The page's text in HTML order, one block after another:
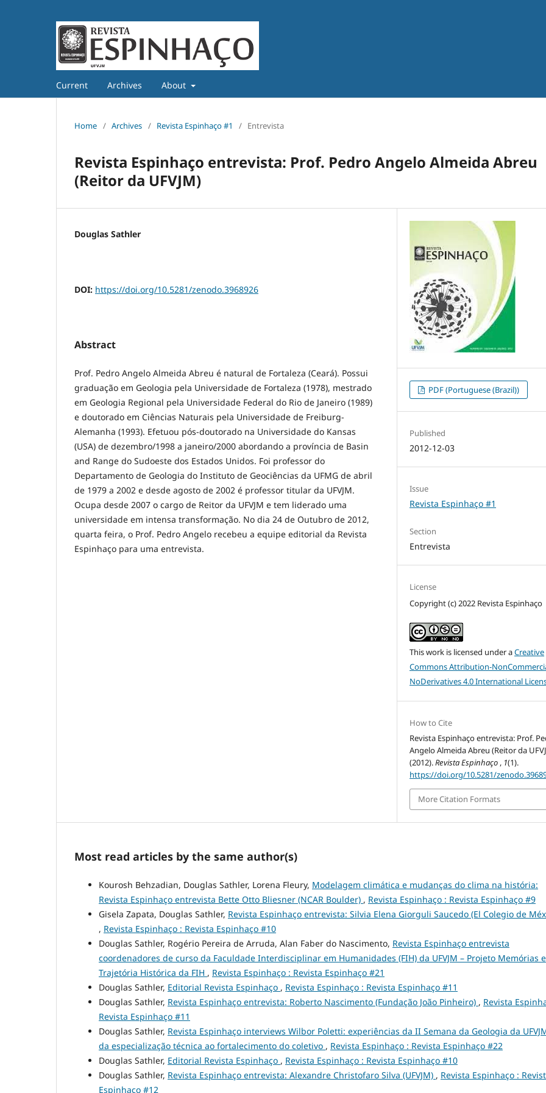
Current Archives About
Home / Archives / Revista Espinhaço #1 / Entrevista
Revista Espinhaço entrevista: Prof. Pedro Angelo Almeida Abreu
(Reitor da UFVJM)
Douglas Sathler
DOI: https://doi.org/10.5281/zenodo.3968926
Abstract
Prof. Pedro Angelo Almeida Abreu é natural de Fortaleza (Ceará). Possui
graduação em Geologia pela Universidade de Fortaleza (1978), mestrado
em Geologia Regional pela Universidade Federal do Rio de Janeiro (1989)
e doutorado em Ciências Naturais pela Universidade de Freiburg-
Alemanha (1993). Efetuou pós-doutorado na Universidade do Kansas
(USA) de dezembro/1998 a janeiro/2000 abordando a província de Basin
and Range do Sudoeste dos Estados Unidos. Foi professor do
Departamento de Geologia do Instituto de Geociências da UFMG de abril
de 1979 a 2002 e desde agosto de 2002 é professor titular da UFVJM.
Ocupa desde 2007 o cargo de Reitor da UFVJM e tem liderado uma
universidade em intensa transformação. No dia 24 de Outubro de 2012,
quarta feira, o Prof. Pedro Angelo recebeu a equipe editorial da Revista
Espinhaço para uma entrevista.
PDF (Portuguese (Brazil))
Published
2012-12-03
Issue
Revista Espinhaço #1
Section
Entrevista
License
Copyright (c) 2022 Revista Espinhaço
This work is licensed under aCreative
Commons Attribution-
NoDerivatives 4.0 International
How to Cite
Revista Espinhaço entrevista: Prof.
Angelo Almeida Abreu (Reitor da
(2012).Revista Espinhaço , 1(1).
https://doi.org/10.5281/
More Citation Formats
Most read articles by the same author(s)
Kourosh Behzadian, Douglas Sathler, Lorena Fleury, Modelagem climática e mudanças do clima na história:
Revista Espinhaço entrevista Bette Otto Bliesner (NCAR Boulder) , Revista Espinhaço : Revista Espinhaço #9
Gisela Zapata, Douglas Sathler, Revista Espinhaço entrevista: Silvia Elena Giorguli Saucedo (El Colegio de
, Revista Espinhaço : Revista Espinhaço #10
Douglas Sathler, Rogério Pereira de Arruda, Alan Faber do Nascimento, Revista Espinhaço entrevista
coordenadores de curso da Faculdade Interdisciplinar em Humanidades (FIH) da UFVJM – Projeto Memórias e
Trajetória Histórica da FIH , Revista Espinhaço : Revista Espinhaço #21
Douglas Sathler, Editorial Revista Espinhaço , Revista Espinhaço : Revista Espinhaço #11
Douglas Sathler, Revista Espinhaço entrevista: Roberto Nascimento (Fundação João Pinheiro) , Revista
Revista Espinhaço #11
Douglas Sathler, Revista Espinhaço interviews Wilbor Poletti: experiências da II Semana da Geologia da
da especialização técnica ao fortalecimento do coletivo , Revista Espinhaço : Revista Espinhaço #22
Douglas Sathler, Editorial Revista Espinhaço , Revista Espinhaço : Revista Espinhaço #10
Douglas Sathler, Revista Espinhaço entrevista: Alexandre Christofaro Silva (UFVJM) , Revista Espinhaço :
Espinhaço #12